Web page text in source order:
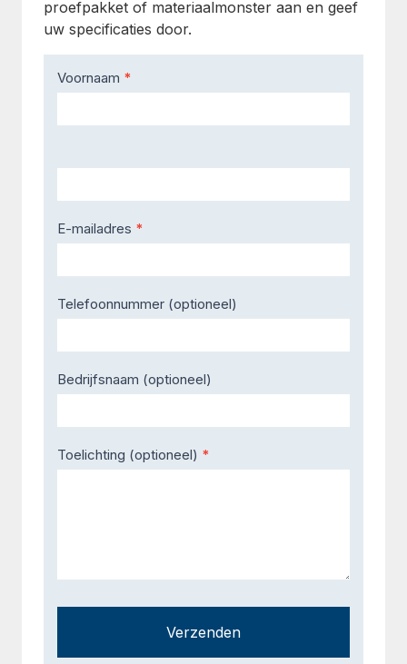
proefpakket of materiaalmonster aan en geef
uw specificaties door.
Contact
Us
Voornaam *
E-mailadres *
Telefoonnummer (optioneel)
Bedrijfsnaam (optioneel)
Toelichting (optioneel) *
Verzenden